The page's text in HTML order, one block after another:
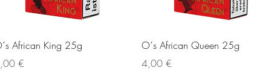
Aperçu rapide
African King 25g
€
Aperçu rapide
O´s African Queen 25g
Prix
4,00 €